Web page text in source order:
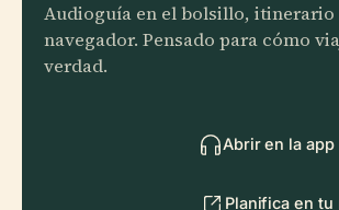
Audioguía en el bolsillo, itinerario
navegador. Pensado para cómo
verdad.
Abrir en la app
Planifica en tu